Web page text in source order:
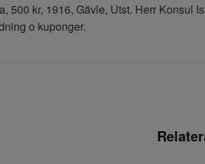
500 kr, 1916, Gävle, Utst. Herr Konsul
o kuponger.